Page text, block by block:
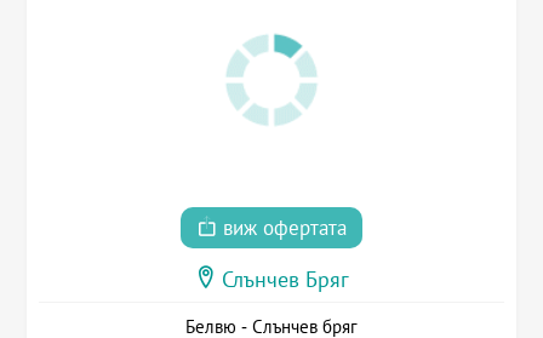
виж офертата
Слънчев Бряг
Белвю - Слънчев бряг